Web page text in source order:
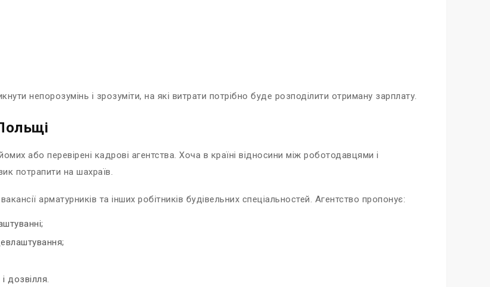
непорозумінь і зрозуміти, на які витрати потрібно буде розподілити отриману зарплату.
або перевірені кадрові агентства. Хоча в країні відносини між роботодавцями і
потрапити на шахраїв.
арматурників та інших робітників будівельних спеціальностей. Агентство пропонує:
дозвілля.